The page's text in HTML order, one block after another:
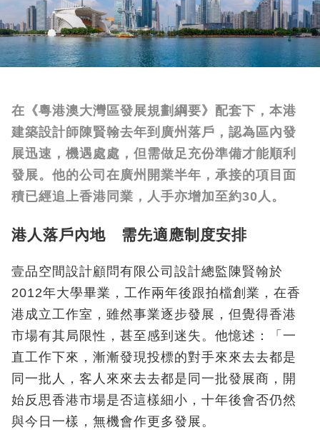
在《粵港澳大灣區發展規劃綱要》配套下，本港
建築設計師陳賢翰去年到廣州落戶，認為區內發
展迅速，機遇處處，但需做足充份準備才能順利
發展。他的公司在廣州開業半年，承接的項目面
積已經追上香港同業，人手亦增加至約30人。
港人落戶內地 需先適應制度安排
壹品空間設計顧問有限公司設計總監陳賢翰於
2012年大學畢業，工作兩年後跟拍檔創業，在香
港成立工作室，雖然事業逐步發展，但覺得香港
市場有其局限性，甚至感到迷失。他憶述：「一
直工作下來，漸漸發現投標的對手來來去去都是
同一批人，客人來來去去都是同一批發展商，開
始反思香港市場是否這樣細小，十年後會否仍然
與今日一樣，無機會作更多發展。